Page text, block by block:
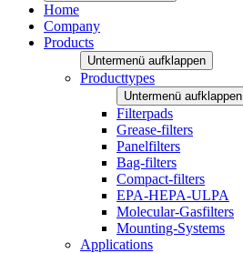
Home
Company
Products
Untermenü aufklappen
Producttypes
Untermenü aufklappen
Filterpads
Grease-filters
Panelfilters
Bag-filters
Compact-filters
EPA-HEPA-ULPA
Molecular-Gasfilters
Mounting-Systems
Applications